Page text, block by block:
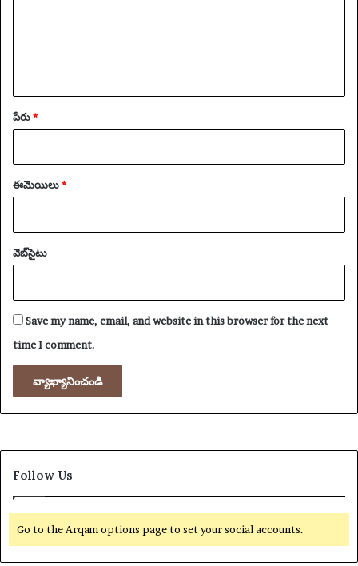
పేరు*
ఈమెయిలు*
వెబ్‌సైటు
Save my name, email, and website in this browser for the next
time I comment.
Follow Us
Go to the Arqam options page to set your social accounts.